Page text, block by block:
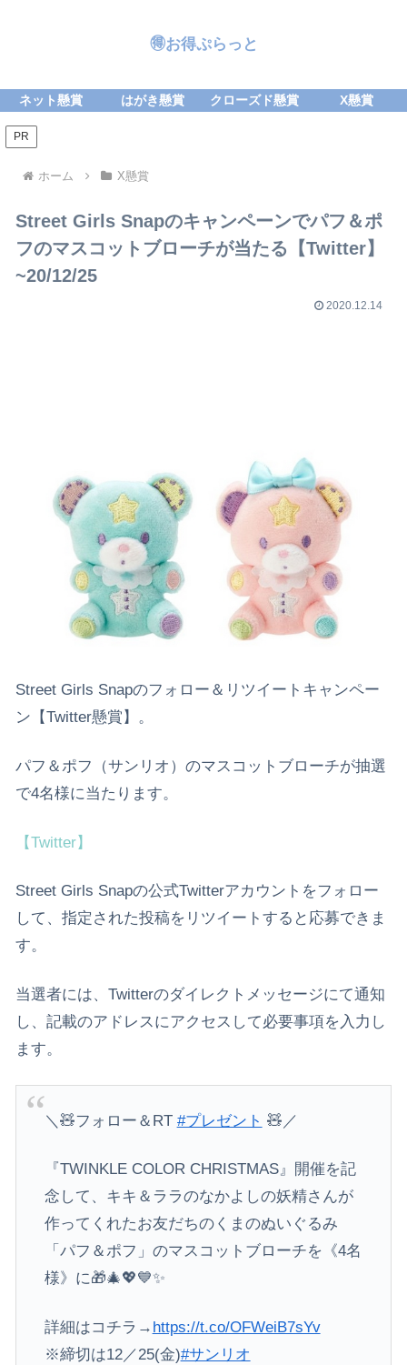
🉐お得ぷらっと
ネット懸賞 はがき懸賞 クローズド懸賞 X懸賞
PR
ホーム X懸賞
Street Girls Snapのキャンペーンでパフ＆ポ
フのマスコットブローチが当たる【Twitter】
~20/12/25
2020.12.14
Street Girls Snapのフォロー＆リツイートキャンペー
ン【Twitter懸賞】。
パフ＆ポフ（サンリオ）のマスコットブローチが抽選
で4名様に当たります。
【Twitter】
Street Girls Snapの公式Twitterアカウントをフォロー
して、指定された投稿をリツイートすると応募できま
す。
当選者には、Twitterのダイレクトメッセージにて通知
し、記載のアドレスにアクセスして必要事項を入力し
ます。
＼🧸フォロー＆RT #プレゼント 🧸／
『TWINKLE COLOR CHRISTMAS』開催を記
念して、キキ＆ララのなかよしの妖精さんが
作ってくれたお友だちのくまのぬいぐるみ
「パフ＆ポフ」のマスコットブローチを《4名
様》に🎁🎄💖💙✨
詳細はコチラ→ https://t.co/OFWeiB7sYv
※締切は12／25(金)#サンリオ